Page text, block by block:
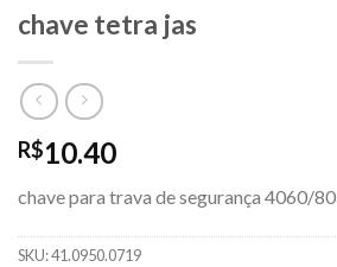
chave tetra jas
R$10.40
chave para trava de segurança 4060/80
SKU:41.0950.0719